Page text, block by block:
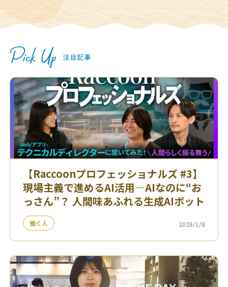
【Raccoonプロフェッショナルズ #3】
現場主義で進めるAI活用—AIなのに“お
っさん”？ 人間味あふれる生成AIボット
働く人 2026/1/8